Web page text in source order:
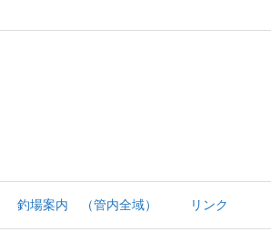
釣場案内 （管内全域） リンク